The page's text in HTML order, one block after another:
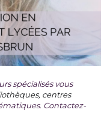
spécialisés vous
centres
Contactez-